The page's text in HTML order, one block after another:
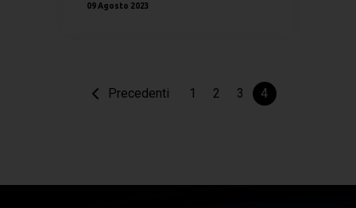
09 Agosto 2023
Precedenti 1 2 3 4